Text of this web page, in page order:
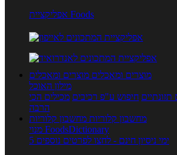
אפליקציית Foods
מוצרים ומאכלים מוצרים ומאכלים
מילון האוכל
תזונתיים חיפוש ע"פ רכיבים מכילים הכי
הרבה
מחשבון קלוריות מחשבון קלוריות
מנוי FoodsDictionary
5 ימי ניסיון חינם - לחצו לפרטים נוספים